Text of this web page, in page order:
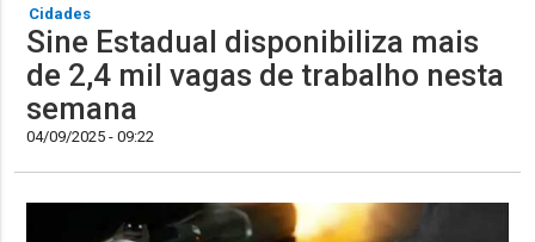
Cidades
Sine Estadual disponibiliza mais
de 2,4 mil vagas de trabalho nesta
semana
04/09/2025 - 09:22